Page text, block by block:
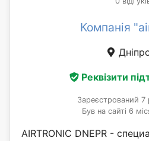
Компанія
Реквізити
Зареєстрований 7
Був на сайті 6
AIRTRONIC DNEPR -